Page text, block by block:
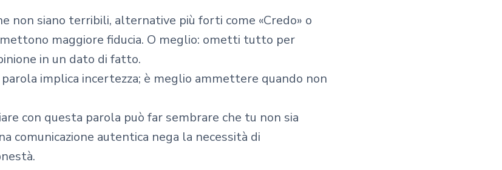
non siano terribili, alternative più forti come «Credo» o
maggiore fiducia. O meglio: ometti tutto per
in un dato di fatto.
implica incertezza; è meglio ammettere quando non
con questa parola può far sembrare che tu non sia
comunicazione autentica nega la necessità di